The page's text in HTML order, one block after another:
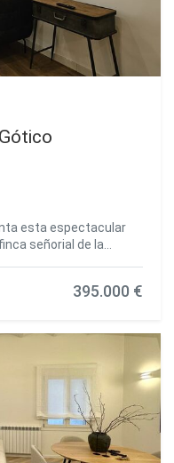
nosotros para más
esta espectacular
señorial de la
está lista para
La cocina, de
equipada con
para quienes
comedor, cálido y
un balcón amplio con
relajarse o
395.000 €